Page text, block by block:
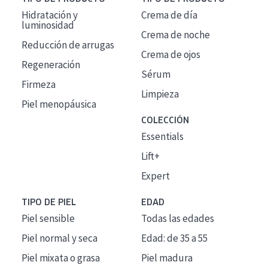
Hidratación y
luminosidad
Reducción de arrugas
Regeneración
Firmeza
Piel menopáusica
Crema de día
Crema de noche
Crema de ojos
Sérum
Limpieza
COLECCIÓN
Essentials
Lift+
Expert
TIPO DE PIEL
Piel sensible
Piel normal y seca
Piel mixata o grasa
EDAD
Todas las edades
Edad: de 35 a 55
Piel madura